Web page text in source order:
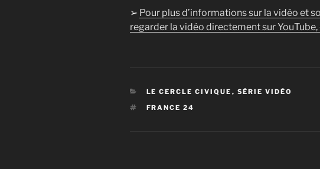
➢ Pour plus d’informations sur la vidéo et
regarder la vidéo directement sur YouTube,
CATÉGORIES
LE CERCLE CIVIQUE , SÉRIE VIDÉO
ÉTIQUETTES
FRANCE 24